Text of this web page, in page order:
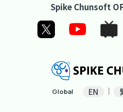
Spike Chunsoft
Global EN